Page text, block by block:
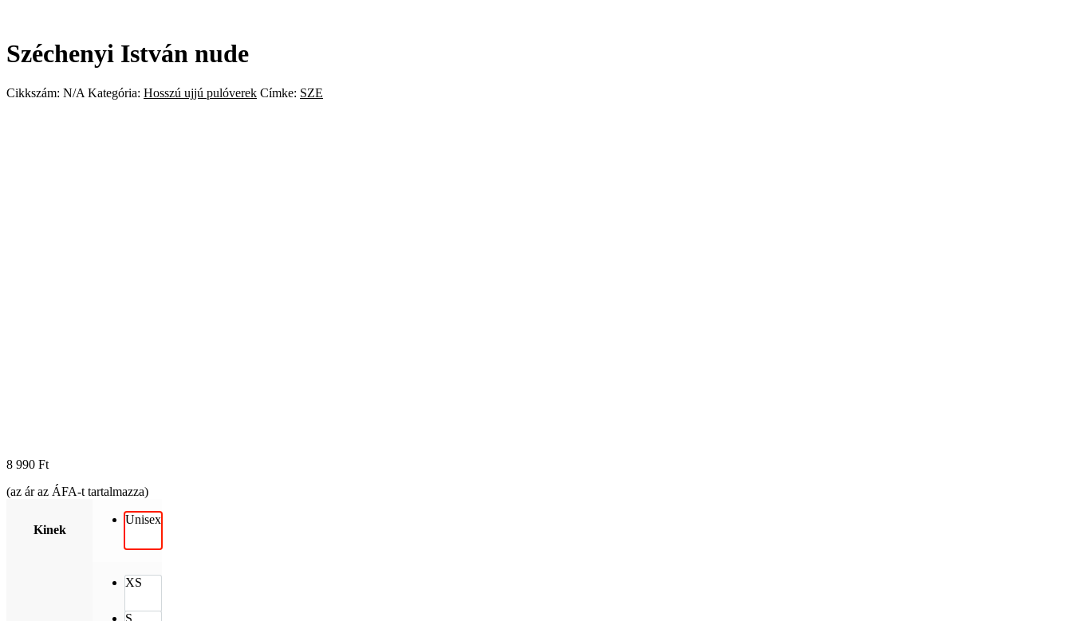
Széchenyi István nude
Cikkszám: N/A Kategória: Hosszú ujjú pulóverek Címke: SZE
8 990 Ft
(az ár az ÁFA-t tartalmazza)
Kinek
Unisex
XS
S